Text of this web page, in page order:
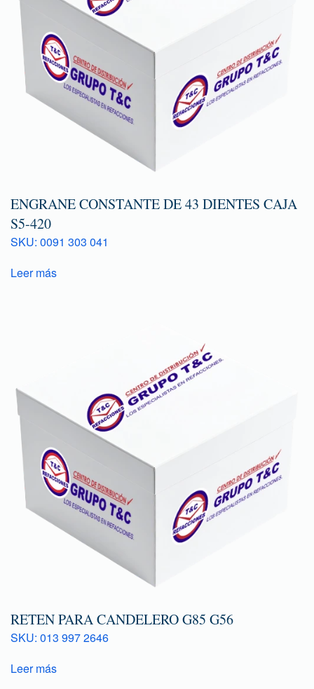
ENGRANE CONSTANTE DE 43 DIENTES CAJA
S5-420
SKU: 0091 303 041
Leer más
RETEN PARA CANDELERO G85 G56
SKU: 013 997 2646
Leer más